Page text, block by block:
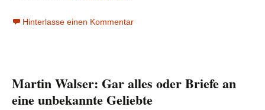
Das
Hinterlasse einen Kommentar
Martin Walser: Gar alles oder Briefe an
eine unbekannte Geliebte